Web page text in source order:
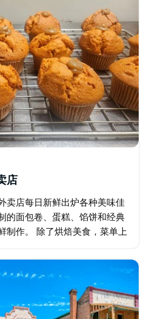
店
卖店每日新鲜出炉各种美味佳
的面包卷、蛋糕、馅饼和经典
制作。 除了烘焙美食，菜单上